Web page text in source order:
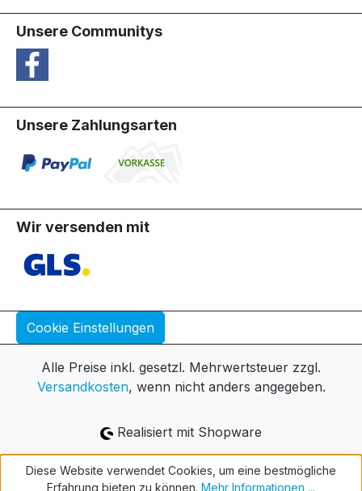
Unsere Communitys
Unsere Zahlungsarten
Wir versenden mit
Cookie Einstellungen
Alle Preise inkl. gesetzl. Mehrwertsteuer zzgl.
Versandkosten, wenn nicht anders angegeben.
Realisiert mit Shopware
Diese Website verwendet Cookies, um eine bestmögliche
Erfahrung bieten zu können. Mehr Informationen ...